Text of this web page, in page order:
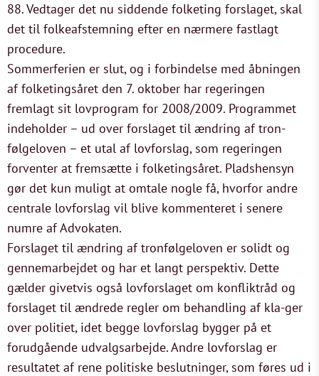
88. Vedtager det nu siddende folketing forslaget, skal
det til folkeafstemning efter en nærmere fastlagt
procedure.
Sommerferien er slut, og i forbindelse med åbningen
af folketingsåret den 7. oktober har regeringen
fremlagt sit lovprogram for 2008/2009. Programmet
indeholder – ud over forslaget til ændring af tron-
følgeloven – et utal af lovforslag, som regeringen
forventer at fremsætte i folketingsåret. Pladshensyn
gør det kun muligt at omtale nogle få, hvorfor andre
centrale lovforslag vil blive kommenteret i senere
numre af Advokaten.
Forslaget til ændring af tronfølgeloven er solidt og
gennemarbejdet og har et langt perspektiv. Dette
gælder givetvis også lovforslaget om konfliktråd og
forslaget til ændrede regler om behandling af kla-ger
over politiet, idet begge lovforslag bygger på et
forudgående udvalgsarbejde. Andre lovforslag er
resultatet af rene politiske beslutninger, som føres ud i